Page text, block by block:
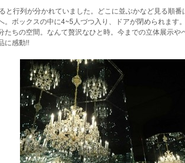
と行列が分かれていました。どこに並ぶかなど見る順
。ボックスの中に4~5人づつ入り、ドアが閉められます
たちの空間。なんて贅沢なひと時。今までの立体展示や
に感動!!